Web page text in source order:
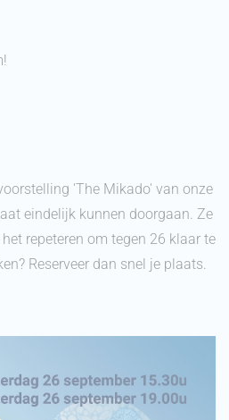
'The Mikado' van onze
eindelijk kunnen doorgaan. Ze
repeteren om tegen 26 klaar te
Reserveer dan snel je plaats.